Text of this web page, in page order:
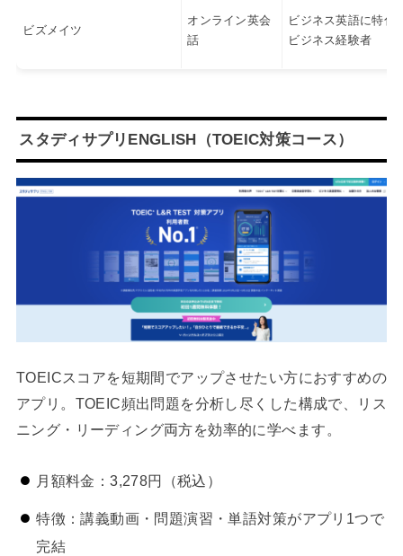
ビズメイツ
オンライン英会
話
ビジネス英語に特化
ビジネス経験者
スタディサプリENGLISH（TOEIC対策コース）
TOEICスコアを短期間でアップさせたい方におすすめの
アプリ。TOEIC頻出問題を分析し尽くした構成で、リス
ニング・リーディング両方を効率的に学べます。
月額料金：3,278円（税込）
特徴：講義動画・問題演習・単語対策がアプリ1つで
完結